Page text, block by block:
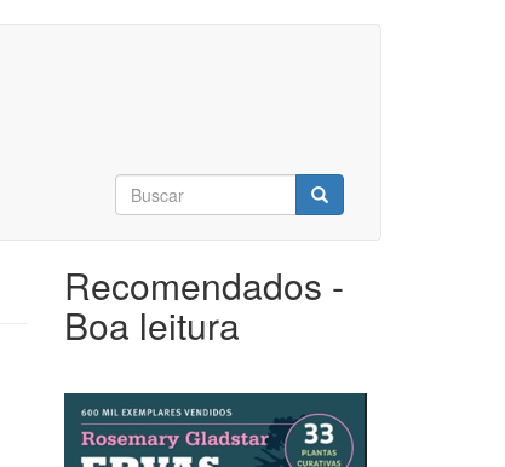
Formulário
de
busca
Recomendados -
Boa leitura